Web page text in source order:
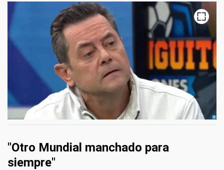
"Otro Mundial manchado para
siempre"